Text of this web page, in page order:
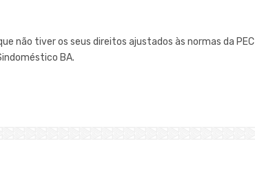
não tiver os seus direitos ajustados às normas da PEC
BA.